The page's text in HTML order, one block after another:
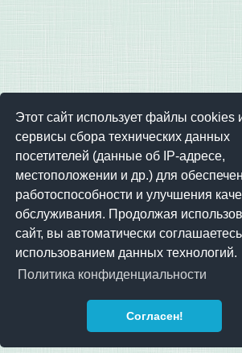
Этот сайт использует файлы cookies
сервисы сбора технических данных
посетителей (данные об IP-адресе,
местоположении и др.) для
работоспособности и улучшения
обслуживания. Продолжая
сайт, вы автоматически
использованием данных технологий.
Политика конфиденциальности
Согласен!